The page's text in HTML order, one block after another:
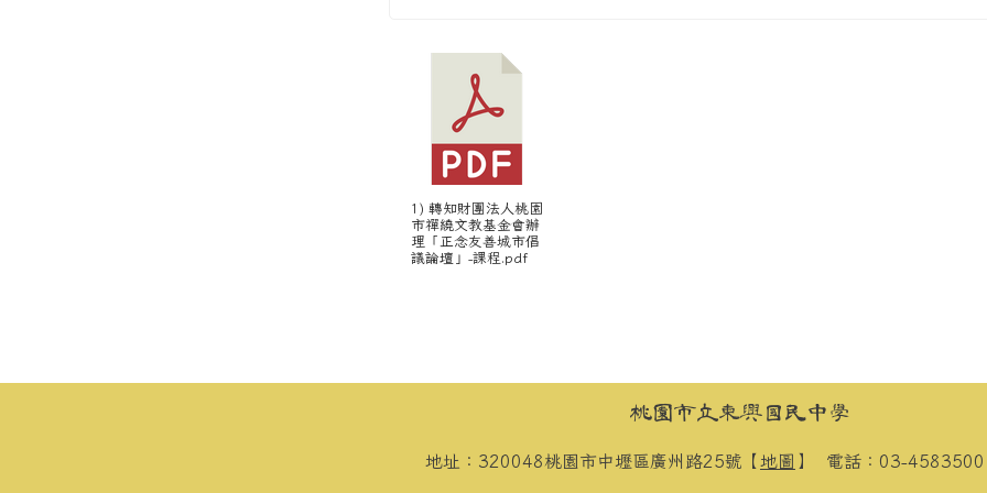
1) 轉知財團法人桃園
市禪繞文教基金會辦
理「正念友善城市倡
議論壇」-課程.pdf
桃園市立東興國民中學
地址：320048桃園市中壢區廣州路25號【 地圖 】 電話：03-4583500